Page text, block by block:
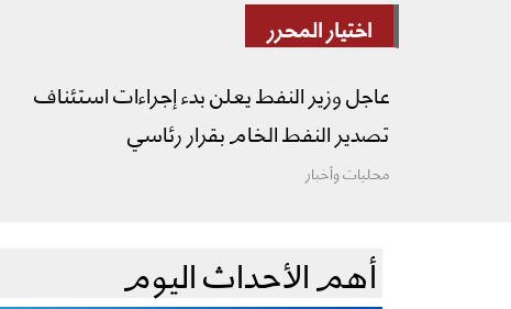
اختيار المحرر
عاجل وزير النفط يعلن بدء إجراءات استئناف
تصدير النفط الخام بقرار رئاسي
محليات وأخبار
أهم الأحداث اليوم